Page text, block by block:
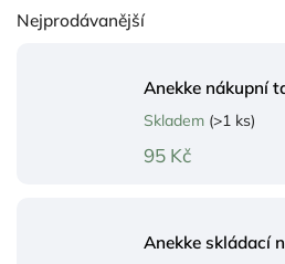
Nejprodávanější
Anekke nákupní
Skladem (>1 ks)
95 Kč
Anekke skládací